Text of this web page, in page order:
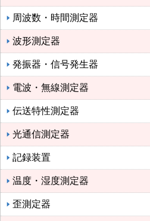
周波数・時間測定器
波形測定器
発振器・信号発生器
電波・無線測定器
伝送特性測定器
光通信測定器
記録装置
温度・湿度測定器
歪測定器